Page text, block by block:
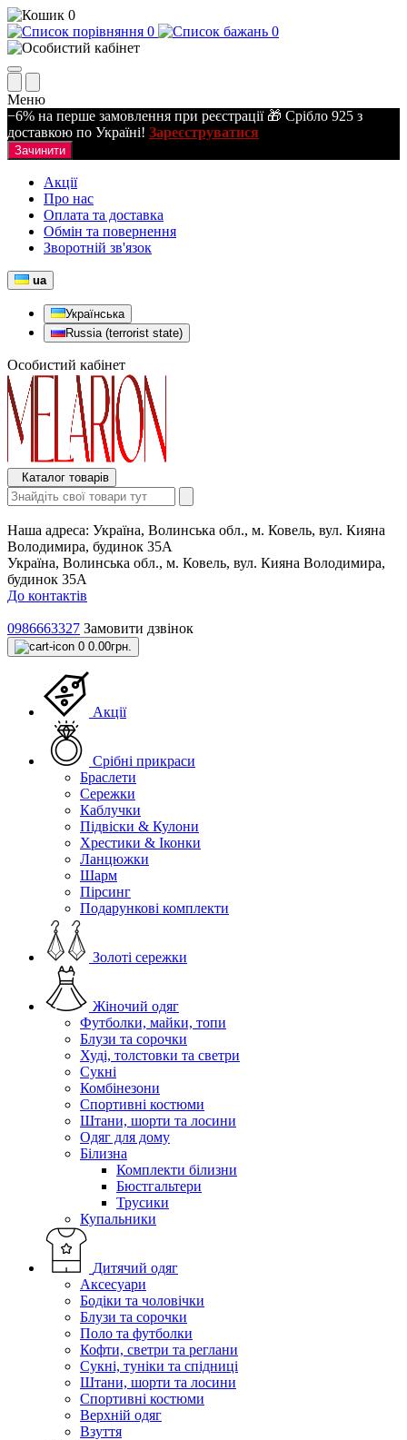
0
0
0
Меню
−6% на перше замовлення при реєстрації 🎁 Срібло 925 з
доставкою по Україні! Зареєструватися
Зачинити
Акції
Про нас
Оплата та доставка
Обмін та повернення
Зворотній зв'язок
ua
Українська
Russia (terrorist state)
Особистий кабінет
Каталог товарів
Наша адреса: Україна, Волинська обл., м. Ковель, вул. Кияна
Володимира, будинок 35А
Україна, Волинська обл., м. Ковель, вул. Кияна Володимира,
будинок 35А
До контактів
0986663327 Замовити дзвінок
0 0.00грн.
Акції
Срібні прикраси
Браслети
Сережки
Каблучки
Підвіски & Кулони
Хрестики & Іконки
Ланцюжки
Шарм
Пірсинг
Подарункові комплекти
Золоті сережки
Жіночий одяг
Футболки, майки, топи
Блузи та сорочки
Худі, толстовки та светри
Сукні
Комбінезони
Спортивні костюми
Штани, шорти та лосини
Одяг для дому
Білизна
Комплекти білизни
Бюстгальтери
Трусики
Купальники
Дитячий одяг
Аксесуари
Бодіки та чоловічки
Блузи та сорочки
Поло та футболки
Кофти, светри та реглани
Сукні, туніки та спідниці
Штани, шорти та лосини
Спортивні костюми
Верхній одяг
Взуття